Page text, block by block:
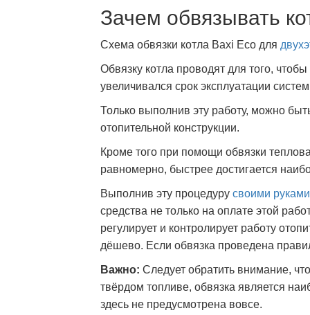
Зачем обвязывать
Схема обвязки котла Baxi Eco для
Обвязку котла проводят для того,
увеличивался срок эксплуатации
Только выполнив эту работу, можно
отопительной конструкции.
Кроме того при помощи обвязки
равномерно, быстрее достигается
Выполнив эту процедуру своими руками
средства не только на оплате этой
регулирует и контролирует работу
дёшево. Если обвязка проведена
Важно: Следует обратить внимание,
твёрдом топливе, обвязка является
здесь не предусмотрена вовсе.